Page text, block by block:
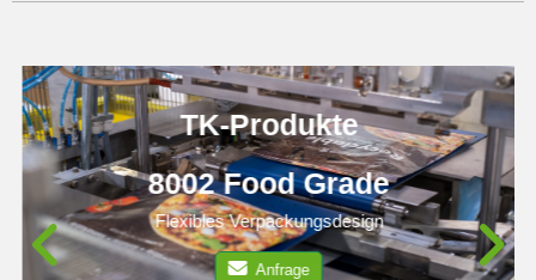
TK-Produkte
8002 Food Grade
Flexibles Verpackungsdesign
Anfrage